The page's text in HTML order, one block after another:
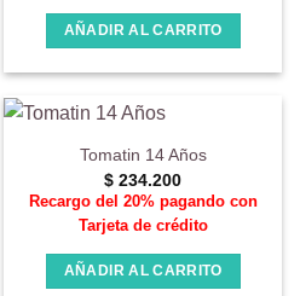
AÑADIR AL CARRITO
Tomatin 14 Años
$ 234.200
Recargo del 20% pagando con
Tarjeta de crédito
AÑADIR AL CARRITO